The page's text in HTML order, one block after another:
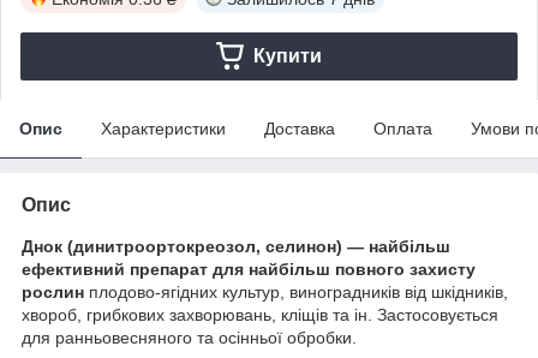
Купити
Опис Характеристики Доставка Оплата Умови
Опис
Днок (динитроортокреозол, селинон) — найбільш
ефективний препарат для найбільш повного захисту
рослин плодово-ягідних культур, виноградників від шкідників,
хвороб, грибкових захворювань, кліщів та ін. Застосовується
для ранньовесняного та осінньої обробки.